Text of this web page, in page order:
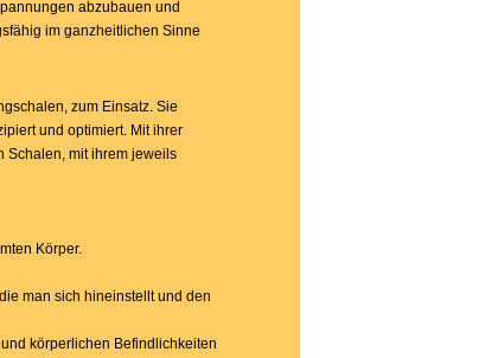
abzubauen und
im ganzheitlichen Sinne
zum Einsatz. Sie
und optimiert. Mit ihrer
Schalen, mit ihrem jeweils
Körper.
man sich hineinstellt und den
körperlichen Befindlichkeiten